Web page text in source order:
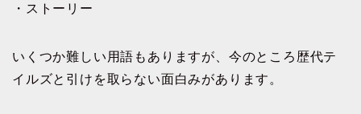
・ストーリー
いくつか難しい用語もありますが、今のところ歴代テ
イルズと引けを取らない面白みがあります。